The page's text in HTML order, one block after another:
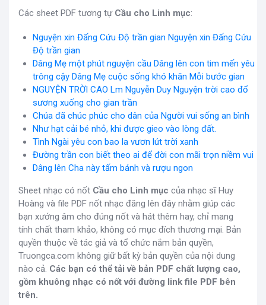
Các sheet PDF tương tự Cầu cho Linh mục:
Nguyện xin Đấng Cứu Độ trần gian Nguyện xin Đấng Cứu
Độ trần gian
Dâng Mẹ một phút nguyện cầu Dâng lên con tim mến yêu
trông cậy Dâng Mẹ cuộc sống khó khăn Mỗi bước gian
NGUYỆN TRỜI CAO Lm Nguyễn Duy Nguyện trời cao đổ
sương xuống cho gian trần
Chúa đã chúc phúc cho dân của Người vui sống an bình
Như hạt cải bé nhỏ, khi được gieo vào lòng đất.
Tình Ngài yêu con bao la vươn lút trời xanh
Đường trần con biết theo ai để đời con mãi trọn niềm vui
Dâng lên Cha này tấm bánh và rượu ngon
Sheet nhạc có nốt Cầu cho Linh mục của nhạc sĩ Huy
Hoàng và file PDF nốt nhạc đăng lên đây nhằm giúp các
bạn xướng âm cho đúng nốt và hát thêm hay, chỉ mang
tính chất tham khảo, không có mục đích thương mại. Bản
quyền thuộc về tác giả và tổ chức nắm bản quyền,
Truongca.com không giữ bất kỳ bản quyền của nội dung
nào cả. Các bạn có thể tải về bản PDF chất lượng cao,
gồm khuông nhạc có nốt với đường link file PDF bên
trên.